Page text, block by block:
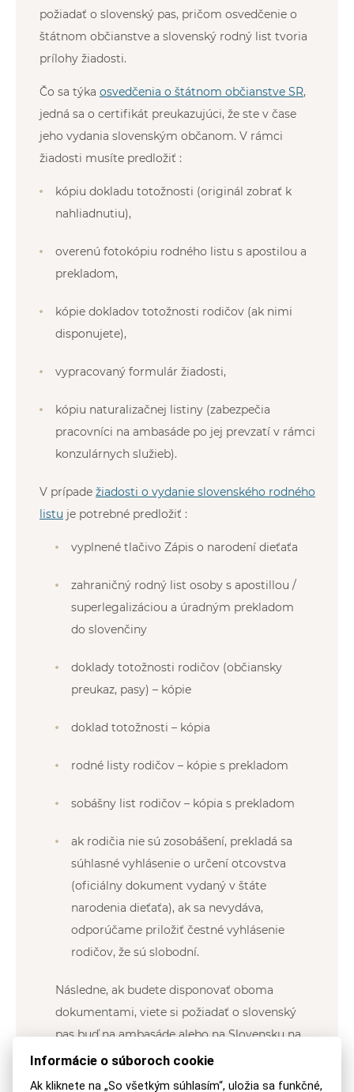
požiadať o slovenský pas, pričom osvedčenie o
štátnom občianstve a slovenský rodný list tvoria
prílohy žiadosti.
Čo sa týka osvedčenia o štátnom občianstve SR,
jedná sa o certifikát preukazujúci, že ste v čase
jeho vydania slovenským občanom. V rámci
žiadosti musíte predložiť :
kópiu dokladu totožnosti (originál zobrať k
nahliadnutiu),
overenú fotokópiu rodného listu s apostilou a
prekladom,
kópie dokladov totožnosti rodičov (ak nimi
disponujete),
vypracovaný formulár žiadosti,
kópiu naturalizačnej listiny (zabezpečia
pracovníci na ambasáde po jej prevzatí v rámci
konzulárnych služieb).
V prípade žiadosti o vydanie slovenského rodného
listu je potrebné predložiť :
vyplnené tlačivo Zápis o narodení dieťaťa
zahraničný rodný list osoby s apostillou /
superlegalizáciou a úradným prekladom
do slovenčiny
doklady totožnosti rodičov (občiansky
preukaz, pasy) – kópie
doklad totožnosti – kópia
rodné listy rodičov – kópie s prekladom
sobášny list rodičov – kópia s prekladom
ak rodičia nie sú zosobášení, prekladá sa
súhlasné vyhlásenie o určení otcovstva
(oficiálny dokument vydaný v štáte
narodenia dieťaťa), ak sa nevydáva,
odporúčame priložiť čestné vyhlásenie
rodičov, že sú slobodní.
Následne, ak budete disponovať oboma
dokumentami, viete si požiadať o slovenský
pas buď na ambasáde alebo na Slovensku na
polícii na oddelení dokladov.
Informácie o súboroch cookie
Ak kliknete na „So všetkým súhlasím“, uložia sa funkčné,